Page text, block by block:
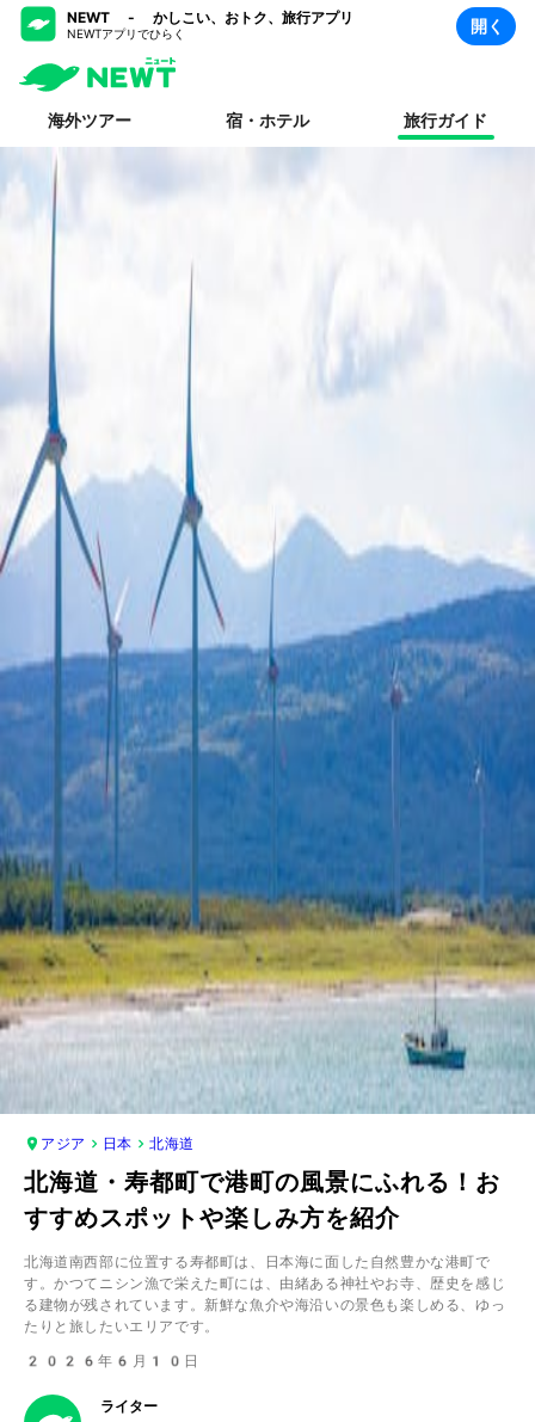
NEWT - かしこい、おトク、旅行アプリ
NEWTアプリでひらく 開く
海外ツアー 宿・ホテル 旅行ガイド
アジア 日本 北海道
北海道・寿都町で港町の風景にふれる！お
すすめスポットや楽しみ方を紹介
北海道南西部に位置する寿都町は、日本海に面した自然豊かな港町で
す。かつてニシン漁で栄えた町には、由緒ある神社やお寺、歴史を感じ
る建物が残されています。新鮮な魚介や海沿いの景色も楽しめる、ゆっ
たりと旅したいエリアです。
2026年6月10日
ライター